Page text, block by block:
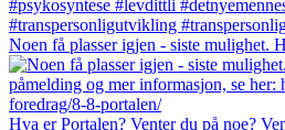
Noen få plasser igjen - siste mulighet.
Hva er Portalen? Venter du på noe?